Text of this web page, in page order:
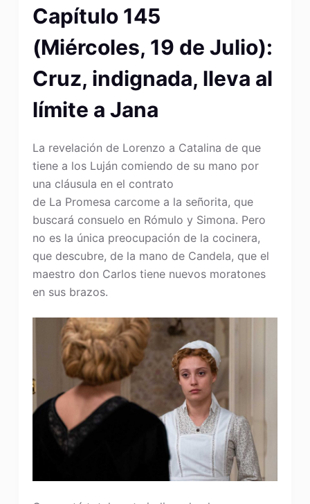
Capítulo 145
(Miércoles, 19 de Julio):
Cruz, indignada, lleva al
límite a Jana
La revelación de Lorenzo a Catalina de que
tiene a los Luján comiendo de su mano por
una cláusula en el contrato
de La Promesa carcome a la señorita, que
buscará consuelo en Rómulo y Simona. Pero
no es la única preocupación de la cocinera,
que descubre, de la mano de Candela, que el
maestro don Carlos tiene nuevos moratones
en sus brazos.